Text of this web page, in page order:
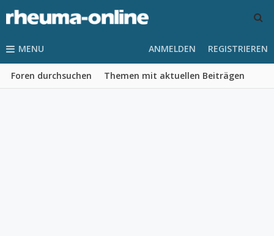
MENU
Foren durchsuchen Themen mit aktuellen Beiträgen
ANMELDEN REGISTRIEREN